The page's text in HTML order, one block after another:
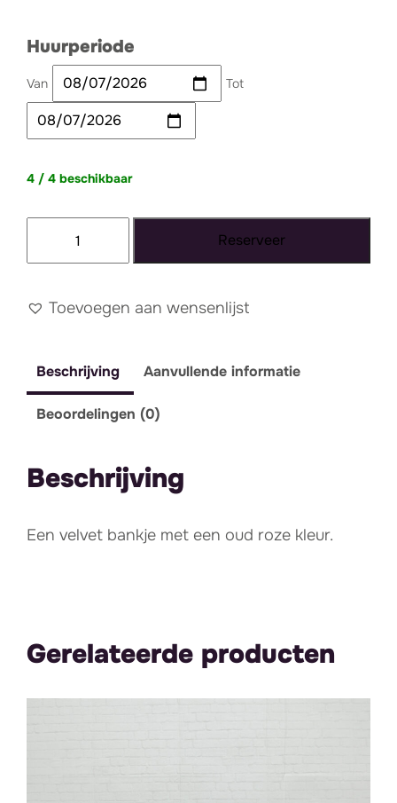
Huurperiode
Van Tot
4 / 4 beschikbaar
Roze
Reserveer
Toevoegen aan wensenlijst
Beschrijving Aanvullende informatie
Beoordelingen (0)
Beschrijving
Een velvet bankje met een oud roze kleur.
Gerelateerde producten